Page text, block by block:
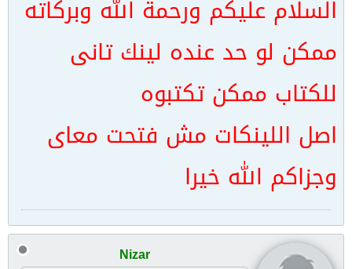
السلام عليكم ورحمة الله وبركاته
ممكن لو حد عنده لينك تانى
للكتاب ممكن تكتبوه
اصل اللينكات مش فتحت معاى
وجزاكم الله خيرا
Nizar